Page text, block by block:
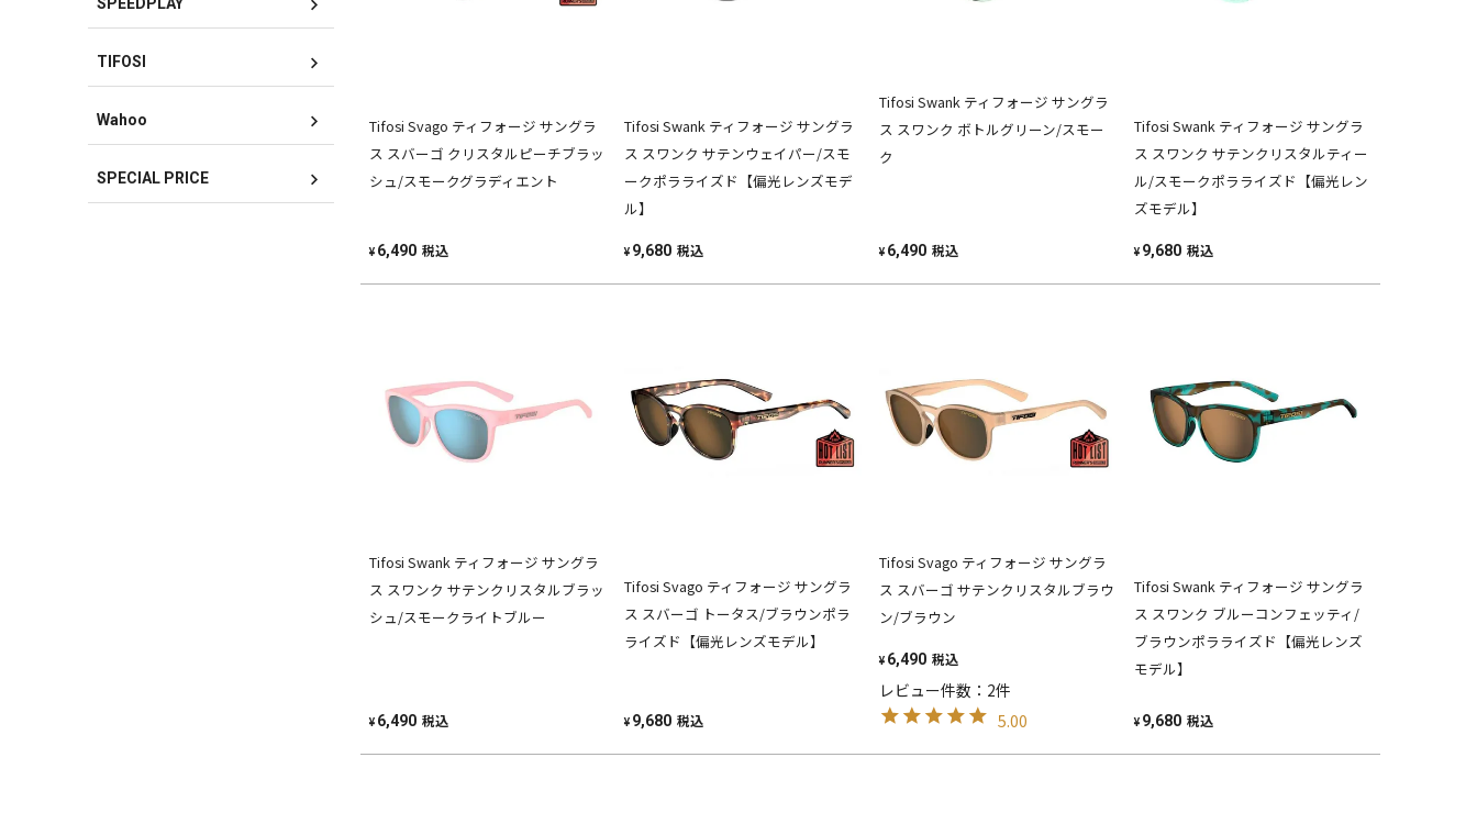
TIFOSI
Wahoo
SPECIAL PRICE
Tifosi Svago ティフォージ サングラ
ス スバーゴ クリスタルピーチブラッ
シュ/スモークグラディエント
¥ 6,490 税込
Tifosi Swank ティフォージ サングラ
ス スワンク サテンウェイパー/スモ
ークポラライズド【偏光レンズモデ
ル】
¥ 9,680 税込
Tifosi Swank ティフォージ サングラ
ス スワンク ボトルグリーン/スモー
ク
¥ 6,490 税込
Tifosi Swank ティフォージ サングラ
ス スワンク サテンクリスタルティー
ル/スモークポラライズド【偏光レン
ズモデル】
¥ 9,680 税込
Tifosi Swank ティフォージ サングラ
ス スワンク サテンクリスタルブラッ
シュ/スモークライトブルー
¥ 6,490 税込
Tifosi Svago ティフォージ サングラ
ス スバーゴ トータス/ブラウンポラ
ライズド【偏光レンズモデル】
¥ 9,680 税込
Tifosi Svago ティフォージ サングラ
ス スバーゴ サテンクリスタルブラウ
ン/ブラウン
¥ 6,490 税込
レビュー件数：2件
5.00
Tifosi Swank ティフォージ サングラ
ス スワンク ブルーコンフェッティ/
ブラウンポラライズド【偏光レンズ
モデル】
¥ 9,680 税込